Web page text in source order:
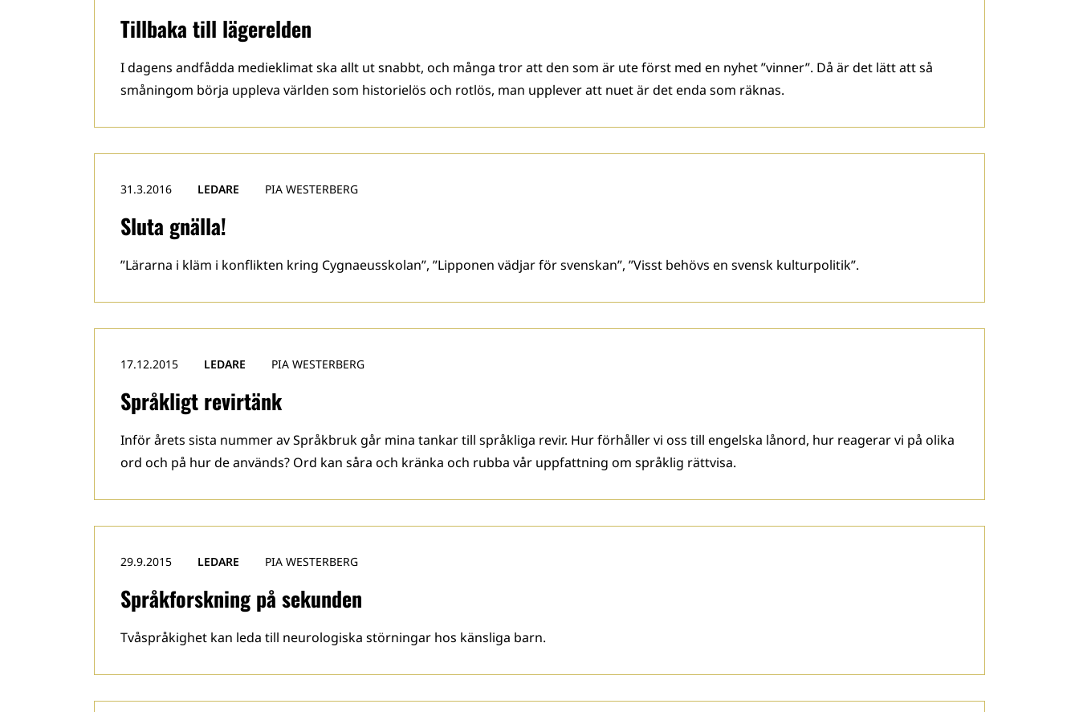
Tillbaka till lägerelden
I dagens andfådda medieklimat ska allt ut snabbt, och många tror att den som är ute först med en nyhet ”vinner”. Då är det lätt att så
småningom börja uppleva världen som historielös och rotlös, man upplever att nuet är det enda som räknas.
Sluta gnälla!
31.3.2016 LEDARE PIA WESTERBERG
”Lärarna i kläm i konflikten kring Cygnaeusskolan”, ”Lipponen vädjar för svenskan”, ”Visst behövs en svensk kulturpolitik”.
Språkligt revirtänk
17.12.2015 LEDARE PIA WESTERBERG
Inför årets sista nummer av Språkbruk går mina tankar till språkliga revir. Hur förhåller vi oss till engelska lånord, hur reagerar vi på olika
ord och på hur de används? Ord kan såra och kränka och rubba vår uppfattning om språklig rättvisa.
Språkforskning på sekunden
29.9.2015 LEDARE PIA WESTERBERG
Tvåspråkighet kan leda till neurologiska störningar hos känsliga barn.